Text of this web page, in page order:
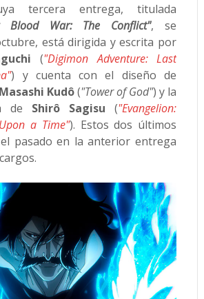
tercera entrega, titulada
Blood War: The Conflict", se
está dirigida y escrita por
("Digimon Adventure: Last
) y cuenta con el diseño de
Masashi Kudô("Tower of God") y la
de Shirô Sagisu ("Evangelion:
a Time"). Estos dos últimos
pasado en la anterior entrega